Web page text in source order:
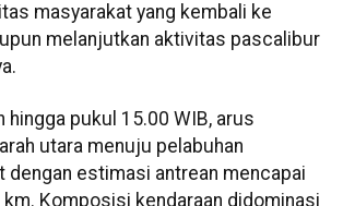
masyarakat yang kembali ke
melanjutkan aktivitas pascalibur
hingga pukul 15.00 WIB, arus
utara menuju pelabuhan
dengan estimasi antrean mencapai
km. Komposisi kendaraan didominasi